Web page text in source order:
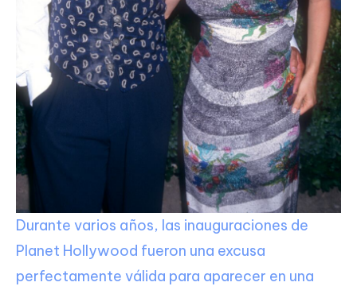
Durante varios años, las inauguraciones de
Planet Hollywood fueron una excusa
perfectamente válida para aparecer en una